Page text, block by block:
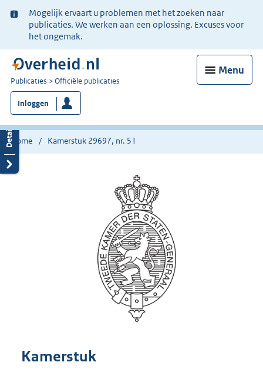
Ter
informatie:
Mogelijk ervaart u problemen met het zoeken naar
publicaties. We werken aan een oplossing. Excuses voor
het ongemak.
Menu
U
bent
nu
hier:
Publicaties Officiële publicaties
Inloggen
Home Kamerstuk 29697, nr. 51
Kamerstuk